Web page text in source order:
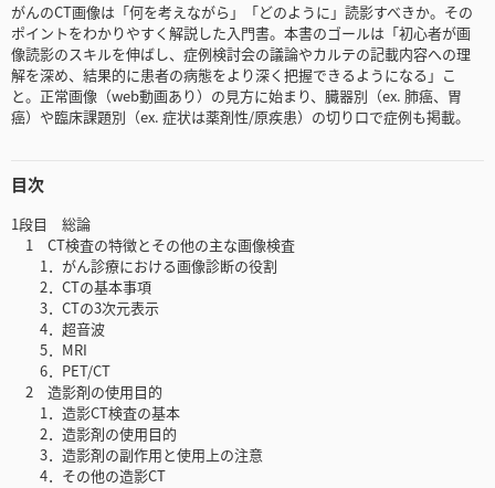
がんのCT画像は「何を考えながら」「どのように」読影すべきか。その
ポイントをわかりやすく解説した入門書。本書のゴールは「初心者が画
像読影のスキルを伸ばし、症例検討会の議論やカルテの記載内容への理
解を深め、結果的に患者の病態をより深く把握できるようになる」こ
と。正常画像（web動画あり）の見方に始まり、臓器別（ex. 肺癌、胃
癌）や臨床課題別（ex. 症状は薬剤性/原疾患）の切り口で症例も掲載。
目次
1段目 総論
1 CT検査の特徴とその他の主な画像検査
1．がん診療における画像診断の役割
2．CTの基本事項
3．CTの3次元表示
4．超音波
5．MRI
6．PET/CT
2 造影剤の使用目的
1．造影CT検査の基本
2．造影剤の使用目的
3．造影剤の副作用と使用上の注意
4．その他の造影CT